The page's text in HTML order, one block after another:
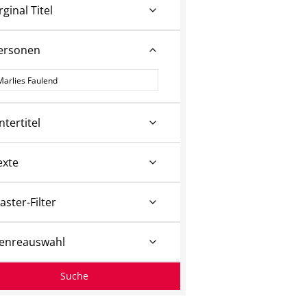
Titel
Filter
Suche